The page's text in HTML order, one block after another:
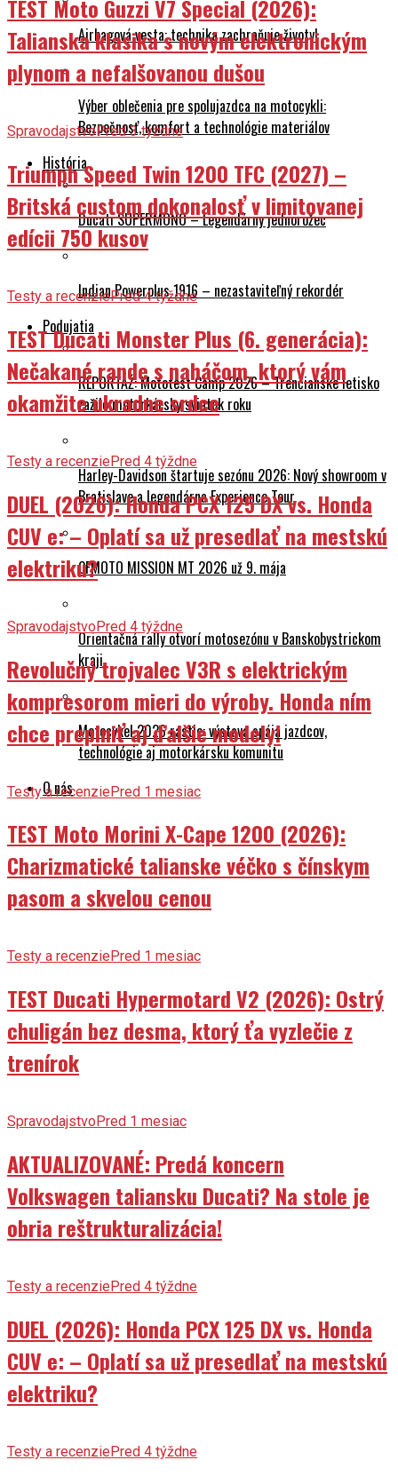
Airbagová vesta: technika zachraňuje životy!
Výber oblečenia pre spolujazdca na motocykli:
Bezpečnosť, komfort a technológie materiálov
História
Ducati SUPERMONO – Legendárny jednorožec
Indian Powerplus 1916 – nezastaviteľný rekordér
Podujatia
REPORTÁŽ: Mototest Camp 2026 – Trenčianske letisko
zažilo motorkársky sviatok roku
Harley-Davidson štartuje sezónu 2026: Nový showroom v
Bratislave a legendárna Experience Tour
CFMOTO MISSION MT 2026 už 9. mája
Orientačná rally otvorí motosezónu v Banskobystrickom
kraji
Motocykel 2026 rastie: výstava spája jazdcov,
technológie aj motorkársku komunitu
O nás
TEST Moto Guzzi V7 Special (2026):
Talianska klasika s novým elektronickým
plynom a nefalšovanou dušou
SpravodajstvoPred 3 týždne
Triumph Speed Twin 1200 TFC (2027) –
Britská custom dokonalosť v limitovanej
edícii 750 kusov
Testy a recenziePred 4 týždne
TEST Ducati Monster Plus (6. generácia):
Nečakané rande s naháčom, ktorý vám
okamžite ukradne srdce
Testy a recenziePred 4 týždne
DUEL (2026): Honda PCX 125 DX vs. Honda
CUV e: – Oplatí sa už presedlať na mestskú
elektriku?
SpravodajstvoPred 4 týždne
Revolučný trojvalec V3R s elektrickým
kompresorom mieri do výroby. Honda ním
chce preplniť aj ďalšie modely!
Testy a recenziePred 1 mesiac
TEST Moto Morini X-Cape 1200 (2026):
Charizmatické talianske véčko s čínskym
pasom a skvelou cenou
Testy a recenziePred 1 mesiac
TEST Ducati Hypermotard V2 (2026): Ostrý
chuligán bez desma, ktorý ťa vyzlečie z
trenírok
SpravodajstvoPred 1 mesiac
AKTUALIZOVANÉ: Predá koncern
Volkswagen taliansku Ducati? Na stole je
obria reštrukturalizácia!
Testy a recenziePred 4 týždne
DUEL (2026): Honda PCX 125 DX vs. Honda
CUV e: – Oplatí sa už presedlať na mestskú
elektriku?
Testy a recenziePred 4 týždne